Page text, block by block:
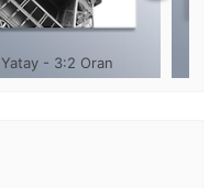
Yatay - 3:2 Oran